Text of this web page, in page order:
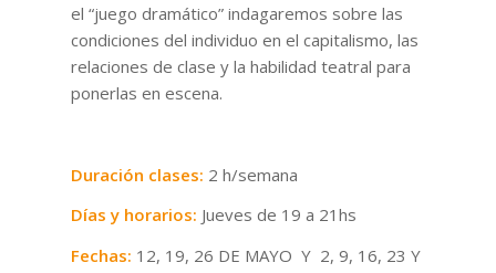
el “juego dramático” indagaremos sobre las
condiciones del individuo en el capitalismo, las
relaciones de clase y la habilidad teatral para
ponerlas en escena.
Duración clases: 2 h/semana
Días y horarios: Jueves de 19 a 21hs
Fechas: 12, 19, 26 DE MAYO Y 2, 9, 16, 23 Y